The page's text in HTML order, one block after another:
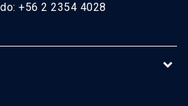
+56 2 2354 4028